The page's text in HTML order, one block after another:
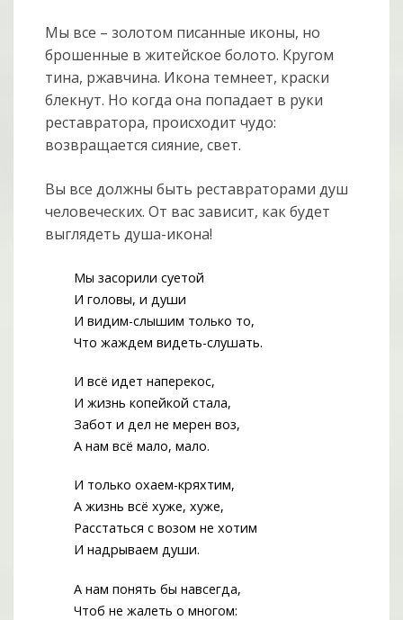
Мы все – золотом писанные иконы, но
брошенные в житейское болото. Кругом
тина, ржавчина. Икона темнеет, краски
блекнут. Но когда она попадает в руки
реставратора, происходит чудо:
возвращается сияние, свет.
Вы все должны быть реставраторами душ
человеческих. От вас зависит, как будет
выглядеть душа-икона!
Мы засорили суетой
И головы, и души
И видим-слышим только то,
Что жаждем видеть-слушать.
И всё идет наперекос,
И жизнь копейкой стала,
Забот и дел не мерен воз,
А нам всё мало, мало.
И только охаем-кряхтим,
А жизнь всё хуже, хуже,
Расстаться с возом не хотим
И надрываем души.
А нам понять бы навсегда,
Чтоб не жалеть о многом: